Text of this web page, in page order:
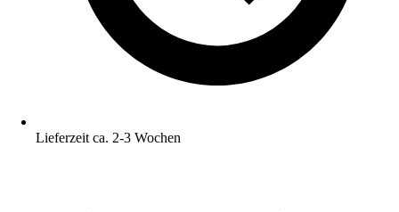
Lieferzeit ca. 2-3 Wochen